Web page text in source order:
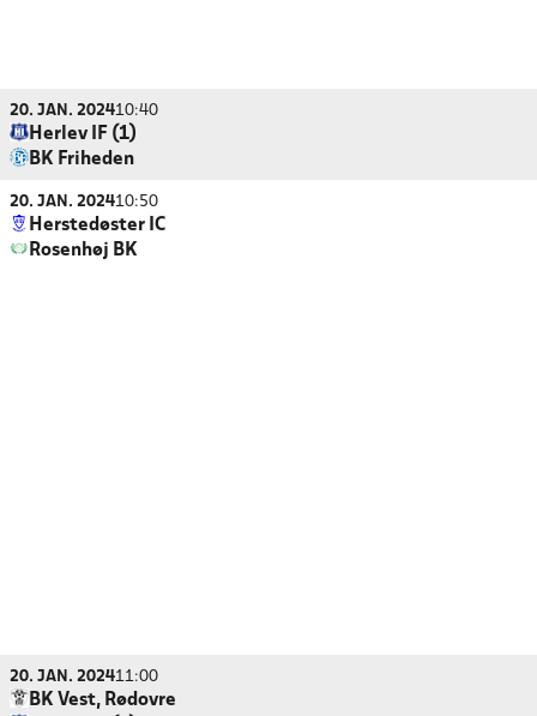
20. JAN. 202410:40
Herlev IF (1)
BK Friheden
20. JAN. 202410:50
Herstedøster IC
Rosenhøj BK
20. JAN. 202411:00
BK Vest, Rødovre